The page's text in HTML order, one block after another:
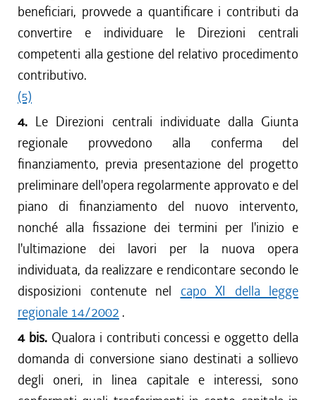
beneficiari, provvede a quantificare i contributi da
convertire e individuare le Direzioni centrali
competenti alla gestione del relativo procedimento
contributivo.
(5)
4. Le Direzioni centrali individuate dalla Giunta
regionale provvedono alla conferma del
finanziamento, previa presentazione del progetto
preliminare dell'opera regolarmente approvato e del
piano di finanziamento del nuovo intervento,
nonché alla fissazione dei termini per l'inizio e
l'ultimazione dei lavori per la nuova opera
individuata, da realizzare e rendicontare secondo le
disposizioni contenute nel capo XI della legge
regionale 14/2002 .
4 bis. Qualora i contributi concessi e oggetto della
domanda di conversione siano destinati a sollievo
degli oneri, in linea capitale e interessi, sono